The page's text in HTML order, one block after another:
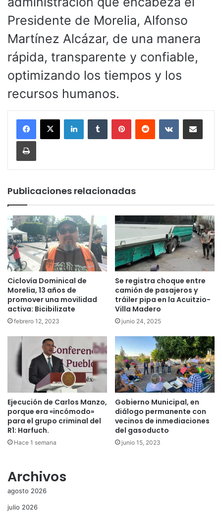
Presidente de Morelia, Alfonso
Martínez Alcázar, de una manera
rápida, transparente y confiable,
optimizando los tiempos y los
recursos humanos.
LinkedInTumblr PinterestReddit VKontakteCompartir por
Imprimir
Publicaciones relacionadas
Ciclovía Dominical de
Morelia, 13 años de
promover una movilidad
activa: Bicibilizate
febrero 12, 2023
Se registra choque entre
camión de pasajeros y
tráiler pipa en la Acuitzio-
Villa Madero
junio 24, 2025
Ejecución de Carlos Manzo,
porque era «incómodo»
para el grupo criminal del
R1: Harfuch.
Hace 1 semana
Gobierno Municipal, en
diálogo permanente con
vecinos de inmediaciones
del gasoducto
junio 15, 2023
Archivos
agosto 2026
julio 2026